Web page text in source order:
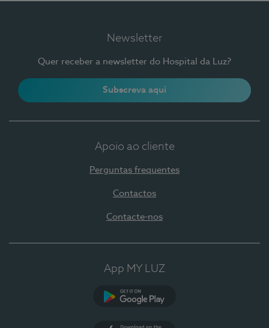
Newsletter
Quer receber a newsletter do Hospital da Luz?
Subscreva aqui
Apoio ao cliente
Perguntas frequentes
Contactos
Contacte-nos
App MY LUZ